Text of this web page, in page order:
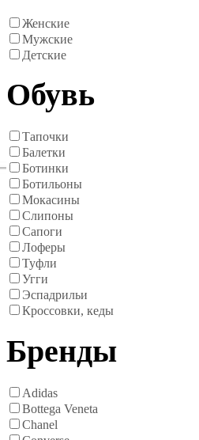
Женские
Мужские
Детские
Обувь
Тапочки
Балетки
Ботинки
Ботильоны
Мокасины
Слипоны
Сапоги
Лоферы
Туфли
Угги
Эспадрильи
Кроссовки, кеды
Бренды
Adidas
Bottega Veneta
Chanel